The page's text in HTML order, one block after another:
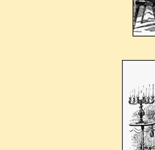
de la mise en
devenir la
dite